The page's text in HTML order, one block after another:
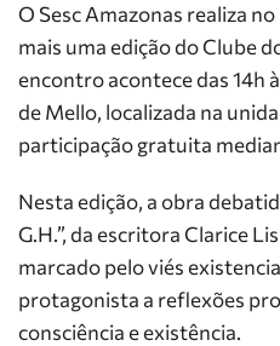
O Sesc Amazonas realiza
mais uma edição do Clube
encontro acontece das 14h
de Mello, localizada na
participação gratuita
Nesta edição, a obra
G.H.”, da escritora Clarice
marcado pelo viés
protagonista a reflexões
consciência e existência.